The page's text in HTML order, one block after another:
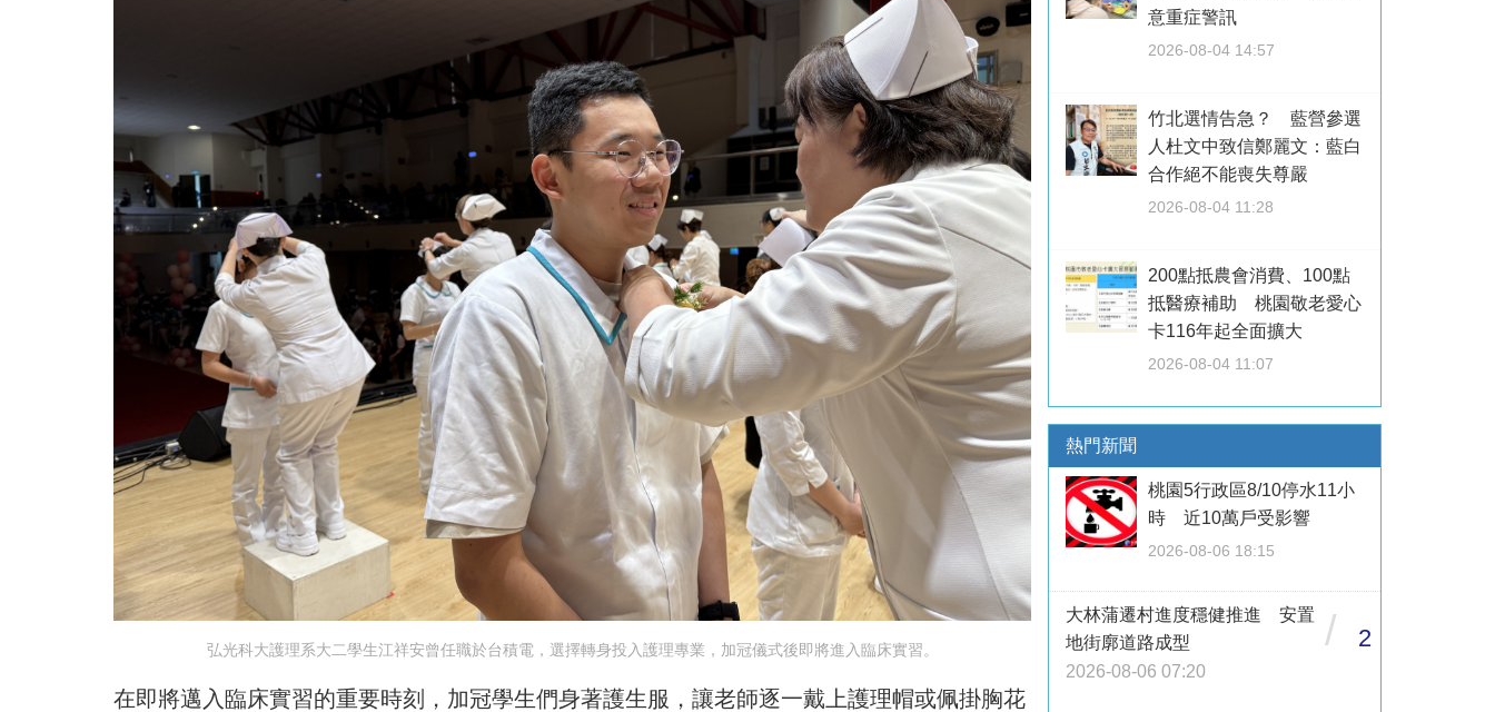
弘光科大護理系大二學生江祥安曾任職於台積電，選擇轉身投入護理專業，加冠儀式後即將進入臨床實習。
在即將邁入臨床實習的重要時刻，加冠學生們身著護生服，讓老師逐一戴上護理帽或佩掛胸花
意重症警訊
2026-08-04 14:57
竹北選情告急？ 藍營參選
人杜文中致信鄭麗文：藍白
合作絕不能喪失尊嚴
2026-08-04 11:28
200點抵農會消費、100點
抵醫療補助 桃園敬老愛心
卡116年起全面擴大
2026-08-04 11:07
熱門新聞
桃園5行政區8/10停水11小
時 近10萬戶受影響
2026-08-06 18:15
大林蒲遷村進度穩健推進 安置
地街廓道路成型
2026-08-06 07:20
/ 2